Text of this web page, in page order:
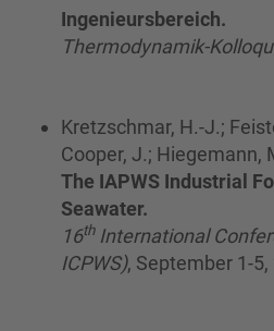
Ingenieursbereich.
Thermodynamik-
Kretzschmar, H.-J.;
Cooper, J.; Hiegemann,
The IAPWS Industrial
Seawater.
16thInternational
ICPWS), September 1-